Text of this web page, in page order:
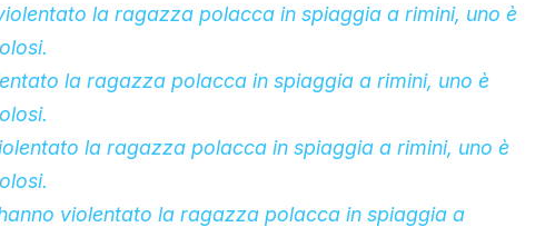
la ragazza polacca in spiaggia a rimini, uno è
la ragazza polacca in spiaggia a rimini, uno è
la ragazza polaccain spiaggia a rimini, uno è
violentato la ragazza polaccain spiaggia a